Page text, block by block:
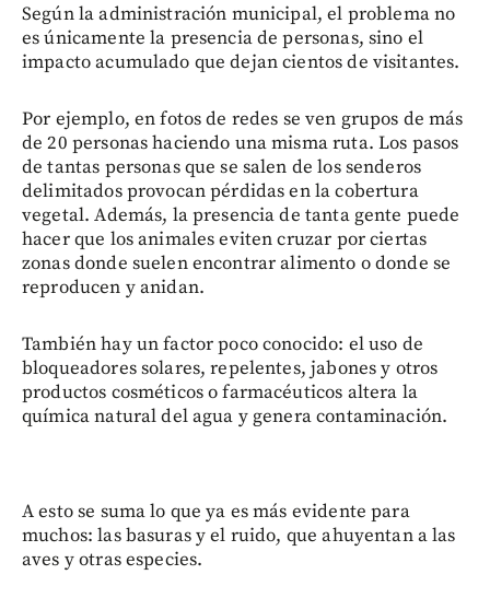
Según la administración municipal, el problema no
es únicamente la presencia de personas, sino el
impacto acumulado que dejan cientos de visitantes.
Por ejemplo, en fotos de redes se ven grupos de más
de 20 personas haciendo una misma ruta. Los pasos
de tantas personas que se salen de los senderos
delimitados provocan pérdidas en la cobertura
vegetal. Además, la presencia de tanta gente puede
hacer que los animales eviten cruzar por ciertas
zonas donde suelen encontrar alimento o donde se
reproducen y anidan.
También hay un factor poco conocido: el uso de
bloqueadores solares, repelentes, jabones y otros
productos cosméticos o farmacéuticos altera la
química natural del agua y genera contaminación.
A esto se suma lo que ya es más evidente para
muchos: las basuras y el ruido, que ahuyentan a las
aves y otras especies.